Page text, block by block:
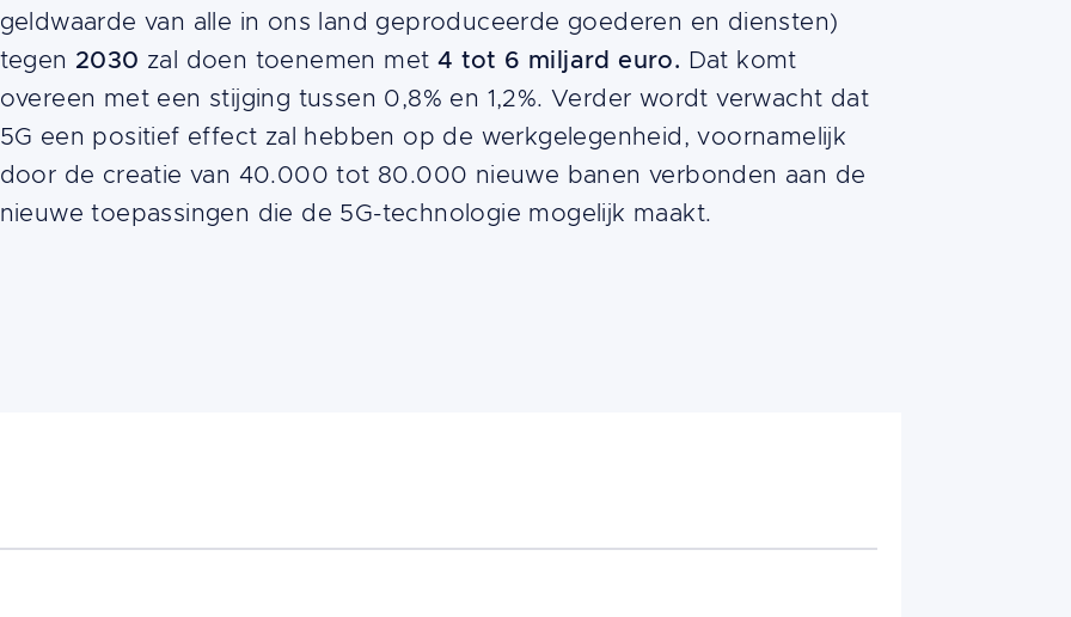
geldwaarde van alle in ons land geproduceerde goederen en diensten)
tegen 2030 zal doen toenemen met 4 tot 6 miljard euro. Dat komt
overeen met een stijging tussen 0,8% en 1,2%. Verder wordt verwacht dat
5G een positief effect zal hebben op de werkgelegenheid, voornamelijk
door de creatie van 40.000 tot 80.000 nieuwe banen verbonden aan de
nieuwe toepassingen die de 5G-technologie mogelijk maakt.